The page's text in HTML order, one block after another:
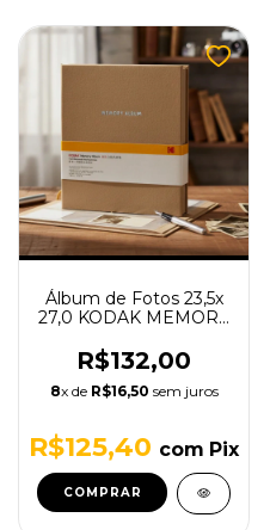
Álbum de Fotos 23,5x
27,0 KODAK MEMORY
(19X26 Foto)
R$132,00
8x de R$16,50 sem juros
R$125,40 com Pix